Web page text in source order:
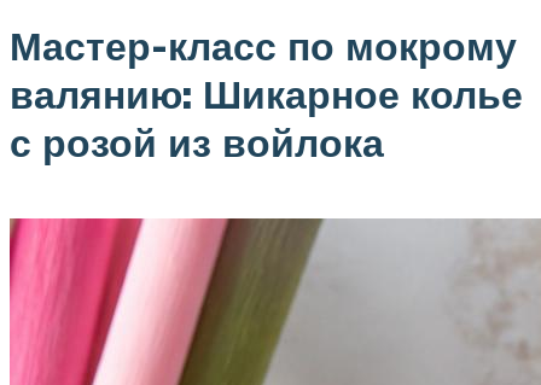
Мастер-класс по мокрому
валянию: Шикарное колье
с розой из войлока